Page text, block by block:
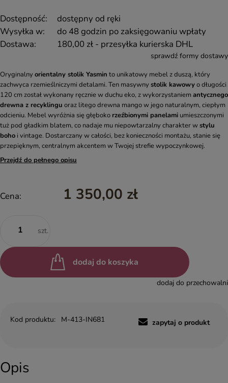
Dostępność:
dostępny od ręki
Wysyłka w:
do 48 godzin po zaksięgowaniu wpłaty
Dostawa:
180,00 zł - przesyłka kurierska DHL
sprawdź formy dostawy
Oryginalnyorientalny stolik Yasmin to unikatowy mebel z duszą, który
zachwyca rzemieślniczymi detalami. Ten masywnystolik kawowyo długości
120 cm został wykonany ręcznie w duchu eko, z wykorzystaniem antycznego
drewna z recyklingu oraz litego drewna mango w jego naturalnym, ciepłym
odcieniu. Mebel wyróżnia się głęboko rzeźbionymi panelami umieszczonymi
tuż pod gładkim blatem, co nadaje mu niepowtarzalny charakter wstylu
boho i vintage. Dostarczany w całości, bez konieczności montażu, stanie się
przepięknym, centralnym akcentem w Twojej strefie wypoczynkowej.
Przejdź do pełnego opisu
Cena: 1 350,00 zł
szt.
dodaj do koszyka
dodaj do przechowalni
Kod produktu: M-413-IN681 zapytaj o produkt
Opis